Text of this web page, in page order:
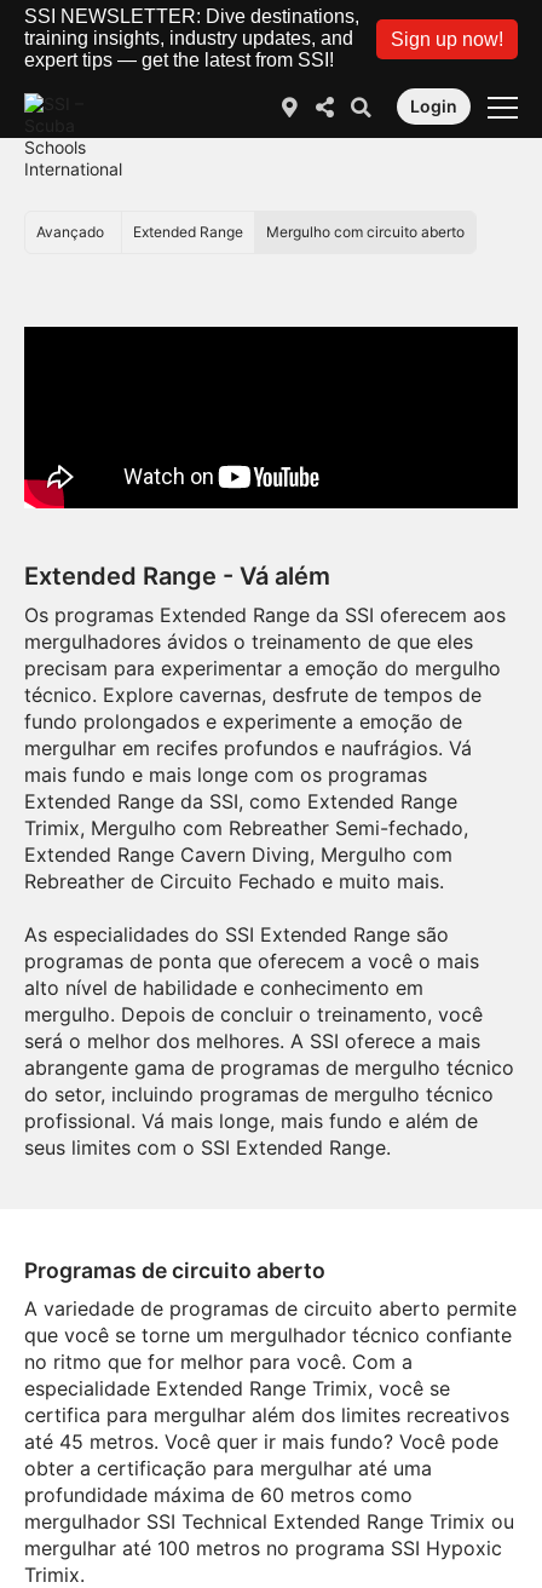
SSI NEWSLETTER: Dive destinations,
training insights, industry updates, and
expert tips — get the latest from SSI!
Sign up now!
Login
Avançado Extended Range Mergulho com circuito aberto
Extended Range - Vá além
Os programas Extended Range da SSI oferecem aos
mergulhadores ávidos o treinamento de que eles
precisam para experimentar a emoção do mergulho
técnico. Explore cavernas, desfrute de tempos de
fundo prolongados e experimente a emoção de
mergulhar em recifes profundos e naufrágios. Vá
mais fundo e mais longe com os programas
Extended Range da SSI, como Extended Range
Trimix, Mergulho com Rebreather Semi-fechado,
Extended Range Cavern Diving, Mergulho com
Rebreather de Circuito Fechado e muito mais.
As especialidades do SSI Extended Range são
programas de ponta que oferecem a você o mais
alto nível de habilidade e conhecimento em
mergulho. Depois de concluir o treinamento, você
será o melhor dos melhores. A SSI oferece a mais
abrangente gama de programas de mergulho técnico
do setor, incluindo programas de mergulho técnico
profissional. Vá mais longe, mais fundo e além de
seus limites com o SSI Extended Range.
Programas de circuito aberto
A variedade de programas de circuito aberto permite
que você se torne um mergulhador técnico confiante
no ritmo que for melhor para você. Com a
especialidade Extended Range Trimix, você se
certifica para mergulhar além dos limites recreativos
até 45 metros. Você quer ir mais fundo? Você pode
obter a certificação para mergulhar até uma
profundidade máxima de 60 metros como
mergulhador SSI Technical Extended Range Trimix ou
mergulhar até 100 metros no programa SSI Hypoxic
Trimix.